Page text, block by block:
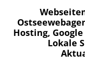
Hosting,
Lokale